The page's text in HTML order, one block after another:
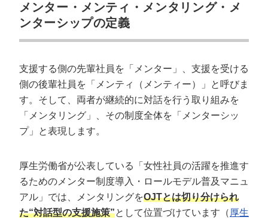
ステップ①目的の明確化と社内合意形成
ステップ②運用ルール・評価指標の設計
ステップ③メンター選出と最適なペアリングの設計
ステップ④メンター研修の設計と実施
ステップ⑤メンター面談の進め方と面談テンプレート
ステップ⑥振り返りと制度改善
メンター制度を成功させる5つの実践ポイ
ポイント①目的とゴールをA4一枚に文書化する
ポイント②直属上司への事前共有を徹底する
ポイント③メンターの業務負担を可視化し、評価に組
み込む
メンター・メンティ・メンタリング・メ
ンターシップの定義
支援する側の先輩社員を「メンター」、支援を受ける
側の後輩社員を「メンティ（メンティー）」と呼びま
す。そして、両者が継続的に対話を行う取り組みを
「メンタリング」、その制度全体を「メンターシッ
プ」と表現します。
厚生労働省が公表している「女性社員の活躍を推進す
るためのメンター制度導入・ロールモデル普及マニュ
アル」では、メンタリングをOJTとは切り分けられ
た“対話型の支援施策”として位置づけています（ 厚生